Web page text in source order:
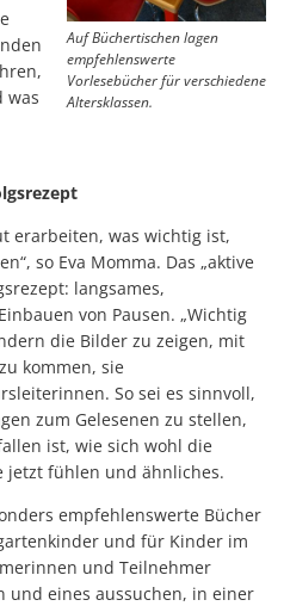
Auf Büchertischen lagen
empfehlenswerte
Vorlesebücher für verschiedene
Altersklassen.
was
erarbeiten, was wichtig ist,
so Eva Momma. Das „aktive
langsames,
von Pausen. „Wichtig
die Bilder zu zeigen, mit
kommen, sie
So sei es sinnvoll,
zum Gelesenen zu stellen,
ist, wie sich wohl die
jetzt fühlen und ähnliches.
empfehlenswerte Bücher
und für Kinder im
und Teilnehmer
und eines aussuchen, in einer